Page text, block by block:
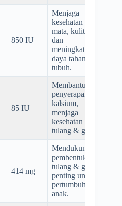
850 IU
Menjaga
kesehatan
mata, kulit,
dan
meningkatkan
daya tahan
tubuh.
85 IU
Membantu
penyerapan
kalsium,
menjaga
kesehatan
tulang & gigi.
414 mg
Mendukung
pembentukan
tulang & gigi,
penting untuk
pertumbuhan
anak.